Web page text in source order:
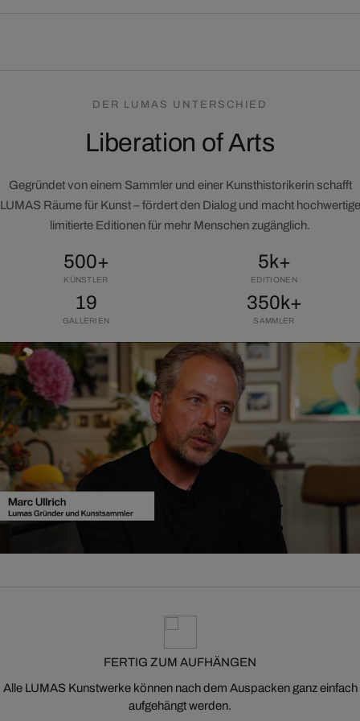
DER LUMAS UNTERSCHIED
Liberation of Arts
Gegründet von einem Sammler und einer Kunsthistorikerin schafft
LUMAS Räume für Kunst – fördert den Dialog und macht hochwertige
limitierte Editionen für mehr Menschen zugänglich.
500+
KÜNSTLER
5k+
EDITIONEN
19
GALLERIEN
350k+
SAMMLER
FERTIG ZUM AUFHÄNGEN
Alle LUMAS Kunstwerke können nach dem Auspacken ganz einfach
aufgehängt werden.